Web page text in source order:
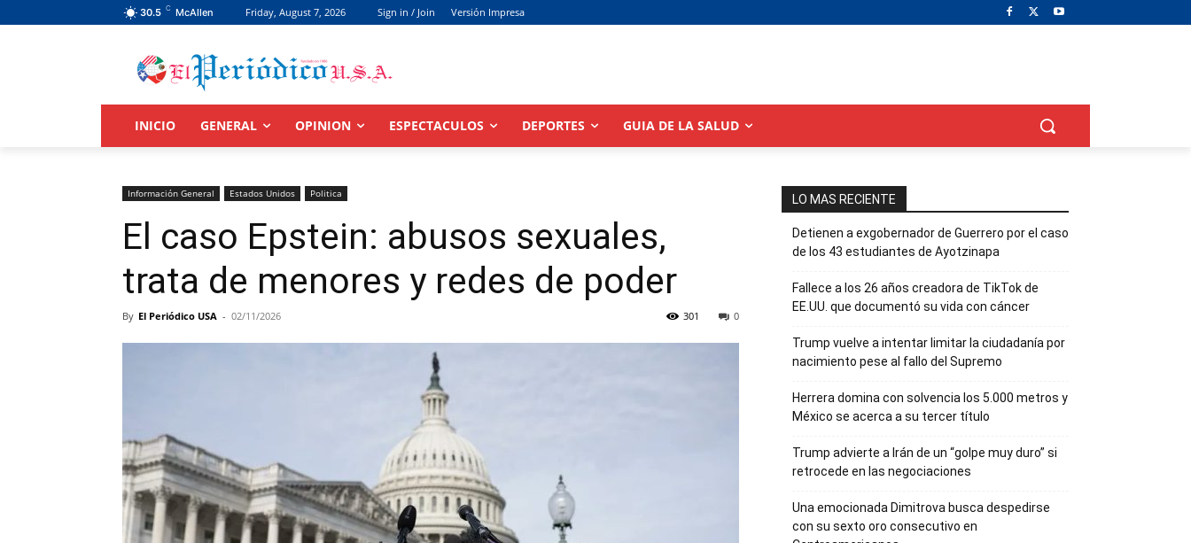
30.5 C McAllen Friday, August 7, 2026 Sign in / Join Versión Impresa
INICIO GENERAL OPINION ESPECTACULOS DEPORTES GUIA DE LA SALUD
Información General Estados Unidos Politica
El caso Epstein: abusos sexuales,
trata de menores y redes de poder
By El Periódico USA - 02/11/2026 0
301
LO MAS RECIENTE
Detienen a exgobernador de Guerrero por el caso
de los 43 estudiantes de Ayotzinapa
Fallece a los 26 años creadora de TikTok de
EE.UU. que documentó su vida con cáncer
Trump vuelve a intentar limitar la ciudadanía por
nacimiento pese al fallo del Supremo
Herrera domina con solvencia los 5.000 metros y
México se acerca a su tercer título
Trump advierte a Irán de un “golpe muy duro” si
retrocede en las negociaciones
Una emocionada Dimitrova busca despedirse
con su sexto oro consecutivo en